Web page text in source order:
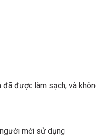
đã được làm sạch, và
mới sử dụng